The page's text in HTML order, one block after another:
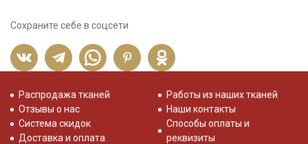
Сохраните себе в соцсети
Распродажа тканей
Отзывы о нас
Система скидок
Доставка и оплата
Работы из наших тканей
Наши контакты
Способы оплаты и
реквизиты